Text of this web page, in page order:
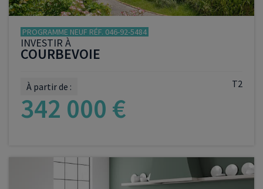
PROGRAMME NEUF RÉF. 046-92-5484
INVESTIR À
COURBEVOIE
T2
À partir de :
342 000 €
VOIR LE PROGRAMME